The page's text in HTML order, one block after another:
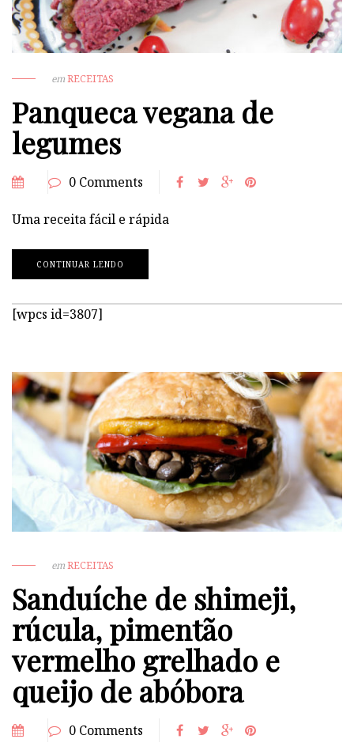
emRECEITAS
Panqueca vegana de
legumes
0 Comments
Uma receita fácil e rápida
CONTINUAR LENDO
[wpcs id=3807]
emRECEITAS
Sanduíche de shimeji,
rúcula, pimentão
vermelho grelhado e
queijo de abóbora
0 Comments